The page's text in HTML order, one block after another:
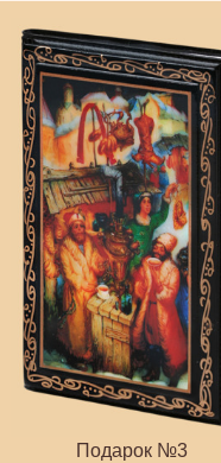
Подарок №3